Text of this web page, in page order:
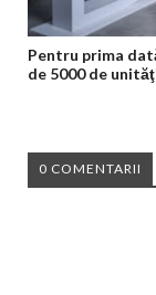
Pentru prima
de 5000 de
0 COMENTARII